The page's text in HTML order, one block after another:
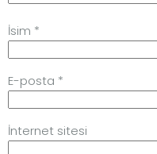
İsim *
E-posta *
İnternet sitesi